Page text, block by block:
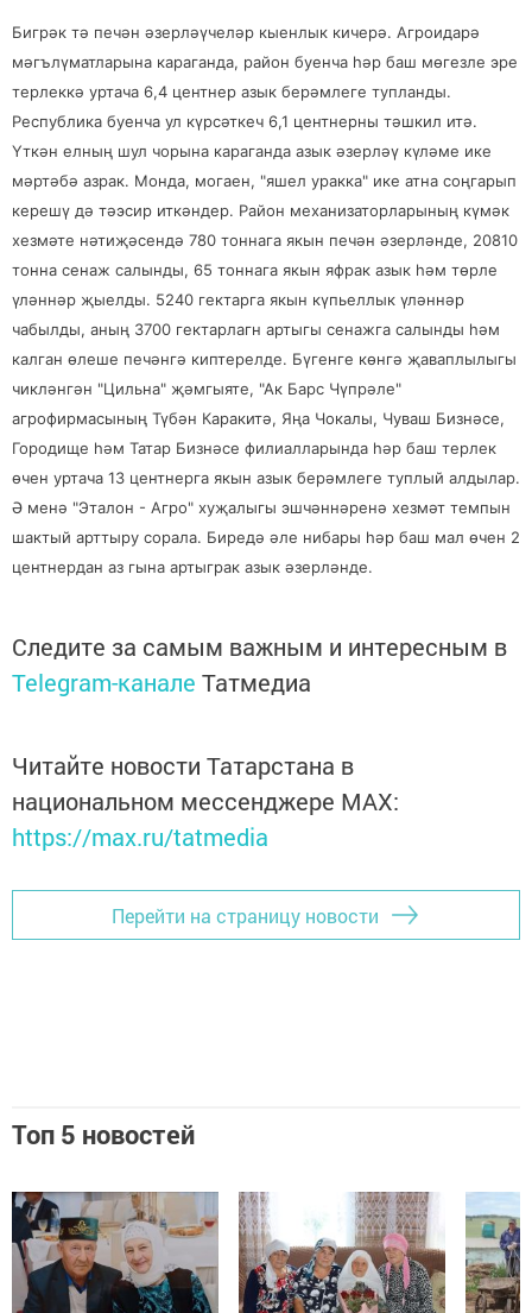
Бигрәк тә печән әзерләүчеләр кыенлык кичерә. Агроидарә
мәгълүматларына караганда, район буенча һәр баш мөгезле эре
терлеккә уртача 6,4 центнер азык берәмлеге тупланды.
Республика буенча ул күрсәткеч 6,1 центнерны тәшкил итә.
Үткән елның шул чорына караганда азык әзерләү күләме ике
мәртәбә азрак. Монда, могаен, "яшел уракка" ике атна соңгарып
керешү дә тәэсир иткәндер. Район механизаторларының күмәк
хезмәте нәтиҗәсендә 780 тоннага якын печән әзерләнде, 20810
тонна сенаж салынды, 65 тоннага якын яфрак азык һәм төрле
үләннәр җыелды. 5240 гектарга якын күпьеллык үләннәр
чабылды, аның 3700 гектарлагн артыгы сенажга салынды һәм
калган өлеше печәнгә киптерелде. Бүгенге көнгә җаваплылыгы
чикләнгән "Цильна" җәмгыяте, "Ак Барс Чүпрәле"
агрофирмасының Түбән Каракитә, Яңа Чокалы, Чуваш Бизнәсе,
Городище һәм Татар Бизнәсе филиалларында һәр баш терлек
өчен уртача 13 центнерга якын азык берәмлеге туплый алдылар.
Ә менә "Эталон - Агро" хуҗалыгы эшчәннәренә хезмәт темпын
шактый арттыру сорала. Биредә әле нибары һәр баш мал өчен 2
центнердан аз гына артыграк азык әзерләнде.
Следите за самым важным и интересным в
Telegram-канале Татмедиа
Читайте новости Татарстана в
национальном мессенджере MАХ:
https://max.ru/tatmedia
Перейти на страницу новости
Топ 5 новостей